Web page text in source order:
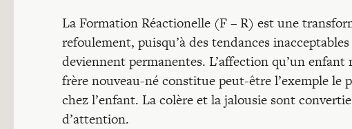
La Formation Réactionelle (F – R) est une
refoulement, puisqu’à des tendances
deviennent permanentes. L’affection qu’un
frère nouveau-né constitue peut-être l’exemple
chez l’enfant. La colère et la jalousie sont
d’attention.